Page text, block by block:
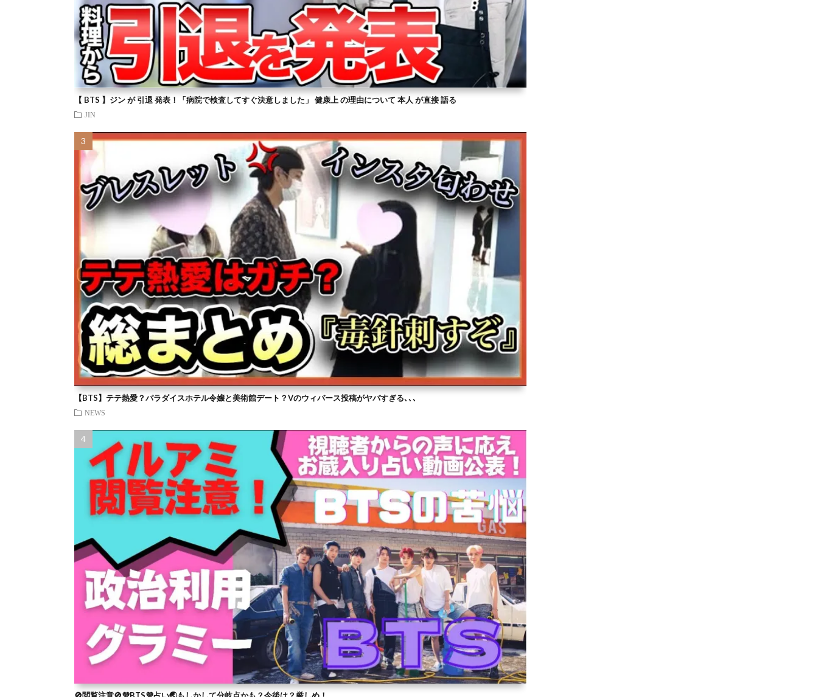
【 BTS 】ジン が 引退 発表！「病院で検査してすぐ決意しました」 健康上 の理由について 本人 が直接 語る
JIN
【BTS】テテ熱愛？パラダイスホテル令嬢と美術館デート？Vのウィバース投稿がヤバすぎる､､､
NEWS